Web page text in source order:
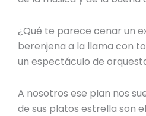
¿Qué te parece cenar un
berenjena a la llama con
un espectáculo de
A nosotros ese plan nos
de sus platos estrella son